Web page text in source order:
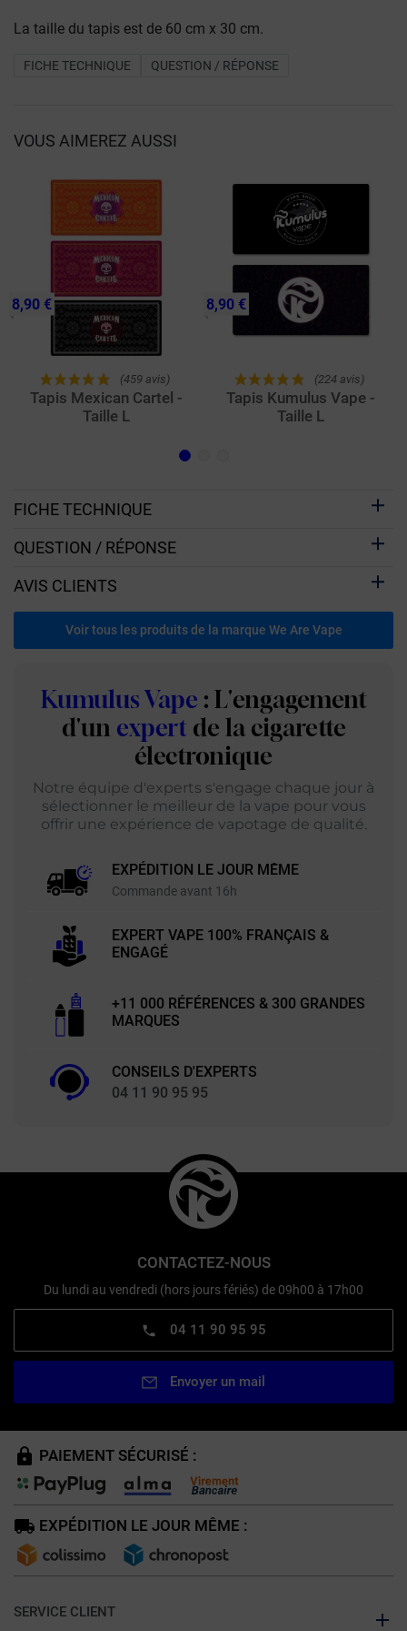
La taille du tapis est de 60 cm x 30 cm.
FICHE TECHNIQUE QUESTION / RÉPONSE
VOUS AIMEREZ AUSSI
(459 avis)
Tapis Mexican Cartel -
Taille L
8,90 €
(224 avis)
Tapis Kumulus Vape -
Taille L
8,90 €
FICHE TECHNIQUE
QUESTION / RÉPONSE
AVIS CLIENTS
Voir tous les produits de la marque We Are Vape
Kumulus Vape : L'engagement
d'un expert de la cigarette
électronique
Notre équipe d'experts s'engage chaque jour à
sélectionner le meilleur de la vape pour vous
offrir une expérience de vapotage de qualité.
EXPÉDITION LE JOUR MÊME
Commande avant 16h
EXPERT VAPE 100% FRANÇAIS &
ENGAGÉ
+11 000 RÉFÉRENCES & 300 GRANDES
MARQUES
CONSEILS D'EXPERTS
04 11 90 95 95
CONTACTEZ-NOUS
Du lundi au vendredi (hors jours fériés) de 09h00 à 17h00
04 11 90 95 95
Envoyer un mail
PAIEMENT SÉCURISÉ :
EXPÉDITION LE JOUR MÊME :
SERVICE CLIENT